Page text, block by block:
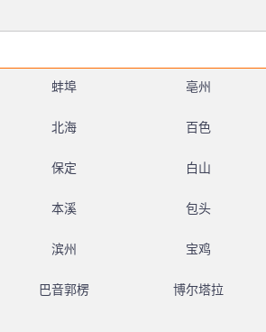
蚌埠 亳州
北海 百色
保定 白山
本溪 包头
滨州 宝鸡
巴音郭楞 博尔塔拉